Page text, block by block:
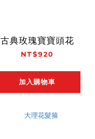
古典玫瑰寶寶頭花
NT$920
加入購物車